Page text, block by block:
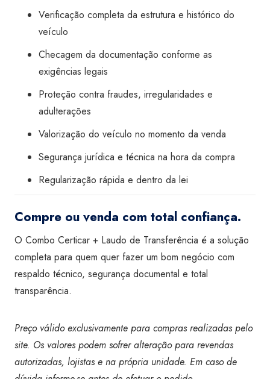
Verificação completa da estrutura e histórico do
veículo
Checagem da documentação conforme as
exigências legais
Proteção contra fraudes, irregularidades e
adulterações
Valorização do veículo no momento da venda
Segurança jurídica e técnica na hora da compra
Regularização rápida e dentro da lei
Compre ou venda com total confiança.
O Combo Certicar + Laudo de Transferência é a solução
completa para quem quer fazer um bom negócio com
respaldo técnico, segurança documental e total
transparência.
Preço válido exclusivamente para compras realizadas pelo
site. Os valores podem sofrer alteração para revendas
autorizadas, lojistas e na própria unidade. Em caso de